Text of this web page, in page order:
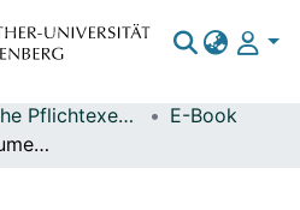
Elektronische Pflichtexemplare
E-Book
Ziele und Politikinstrumente für klimaresiliente Schwammstädte : Ergebnisse aus dem Forschungsprojekt "Neues Europäisches Bauhaus weiterdenken - AdNEB" / Herausgeber: Umweltbundesamt ; Autorinnen und Autoren: Dr. Valentin Meilinger, Natàlia Garcia Soler, Andreas Vetter